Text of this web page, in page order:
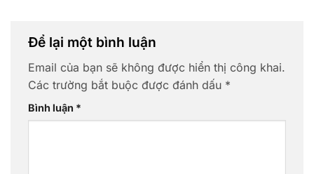
Để lại một bình luận
Email của bạn sẽ không được hiển thị công khai.
Các trường bắt buộc được đánh dấu *
Bình luận *